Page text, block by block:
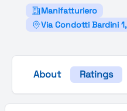
Manifatturiero
Via Condotti Bardini
About Ratings